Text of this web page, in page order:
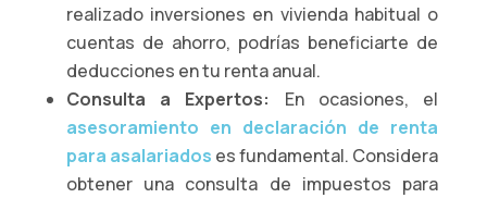
realizado inversiones en vivienda habitual o
cuentas de ahorro, podrías beneficiarte de
deducciones en tu renta anual.
Consulta a Expertos:
En ocasiones, el
asesoramiento en declaración de renta
para asalariados es fundamental. Considera
obtener una consulta de impuestos para